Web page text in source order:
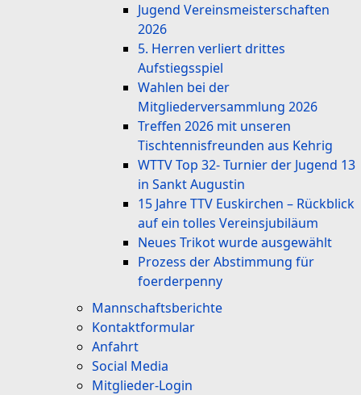
Jugend Vereinsmeisterschaften
2026
5. Herren verliert drittes
Aufstiegsspiel
Wahlen bei der
Mitgliederversammlung 2026
Treffen 2026 mit unseren
Tischtennisfreunden aus Kehrig
WTTV Top 32- Turnier der Jugend 13
in Sankt Augustin
15 Jahre TTV Euskirchen – Rückblick
auf ein tolles Vereinsjubiläum
Neues Trikot wurde ausgewählt
Prozess der Abstimmung für
foerderpenny
Mannschaftsberichte
Kontaktformular
Anfahrt
Social Media
Mitglieder-Login